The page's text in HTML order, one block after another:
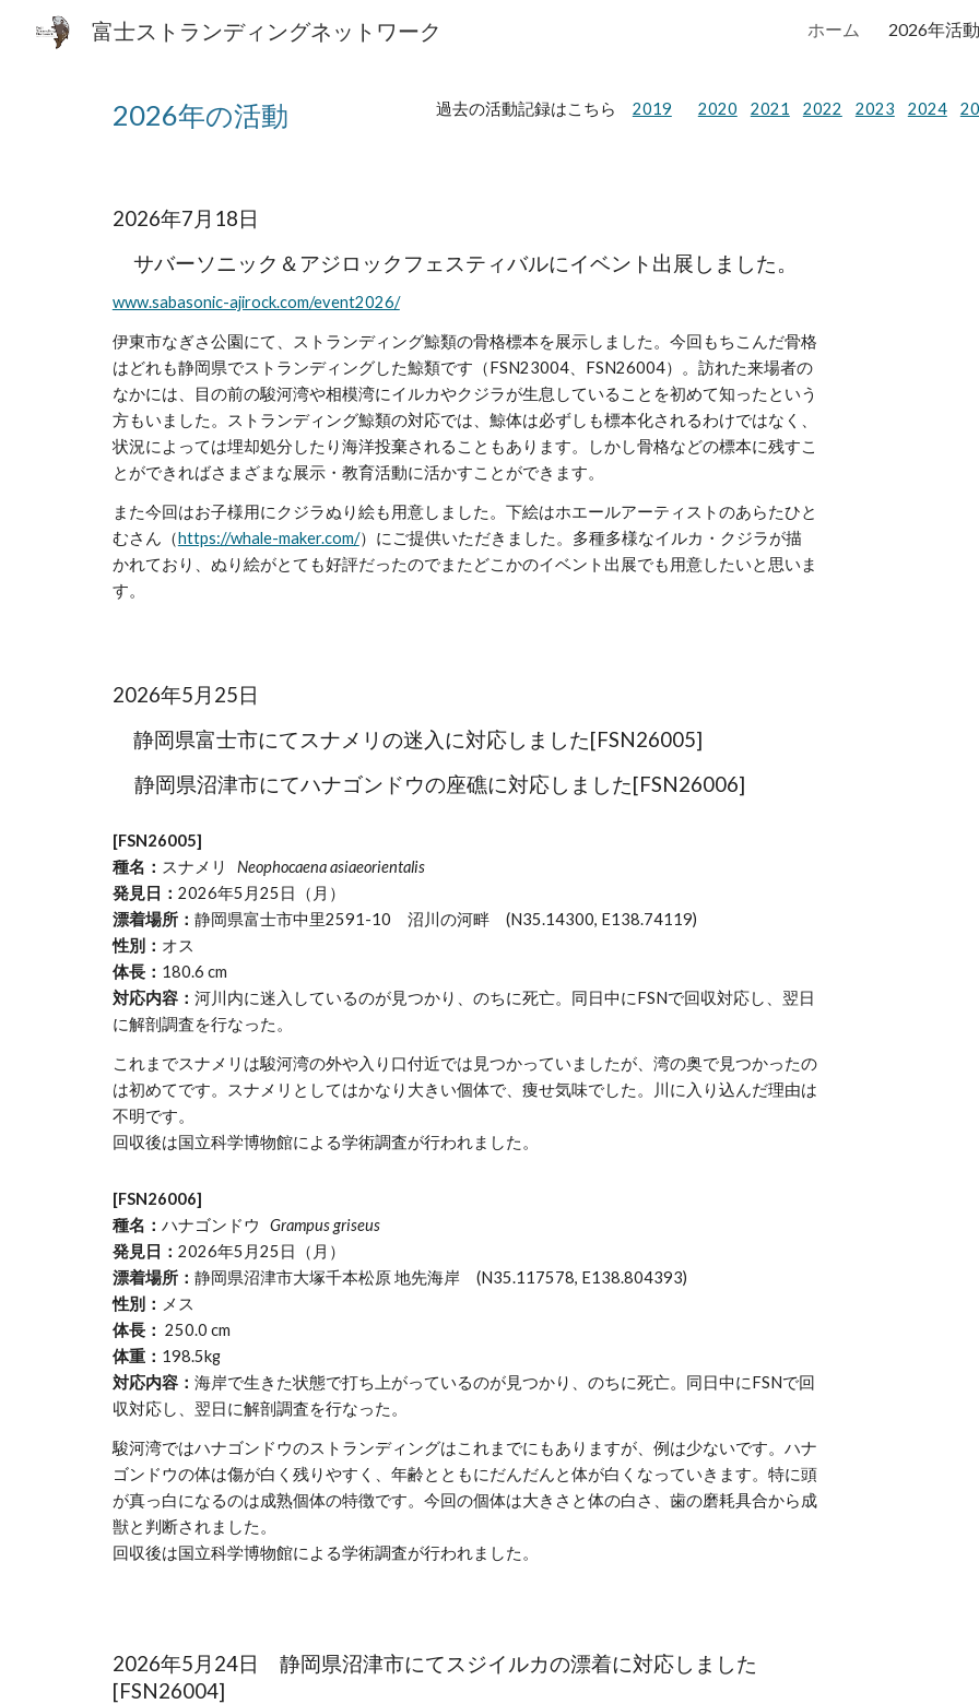
Skip to
富士ストランディングネットワーク ホーム 2026年活
2026年の活動 過去の活動記録はこちら 2019 2020 2021 2022 2023 2024
2026年7 月 18日
サバーソニック＆アジロックフェスティバルにイベント出展しました。
www.sabasonic-ajirock.com/event2026/
伊東市なぎさ公園にて、ストランディング鯨類の骨格標本を展示しました。 今回もちこんだ骨格
はどれも静岡県でストランディングした鯨類です（FSN23004、FSN26004）。 訪れた来場者の
なかには、目の前の駿河湾や相模湾にイルカやクジラが生息していることを初めて知ったという
方もいました。ストランディング鯨類の対応では、鯨体は必ずしも標本化されるわけではなく、
状況によっては埋却処分したり海洋投棄されることもあります。しかし骨格などの標本に残すこ
とができればさまざまな展示・教育活動に活かすことができます。
また今回はお子様用にクジラぬり絵も用意しました。下絵はホエールアーティストのあらたひと
むさん（https://whale-maker.com/）にご提供いただきました。多種多様なイルカ・クジラが描
かれており、ぬり絵がとても好評だったのでまたどこかのイベント出展でも用意したいと思いま
す。
2026年5月25日
静岡県富士市にてスナメリの迷入に対応しました[FSN26005]
静岡県沼津市にてハナゴンドウの座礁に対応しました[FSN26006]
[FSN26005]
種名： スナメリ Neophocaena asiaeorientalis
発見日： 2026年5月25日（月）
漂着場所： 静岡県富士市中里2591-10 沼川の河畔 (N35.14300, E138.74119)
性別： オス
体長： 180.6 cm
対応内容： 河川内に迷入しているのが見つかり、のちに死亡。同日中にFSNで回収対応し、翌日
に解剖調査を行なった。
これまでスナメリは駿河湾の外や入り口付近では見つかっていましたが、湾の奥で見つかったの
は初めてです。スナメリとしてはかなり大きい個体で、痩せ気味でした。川に入り込んだ理由は
不明です。
回収後は国立科学博物館による学術調査が行われました。
[FSN26006]
種名： ハナゴンドウ Grampus griseus
発見日： 2026年5月25日（月）
漂着場所： 静岡県沼津市大塚千本松原 地先海岸 (N35.117578, E138.804393)
性別： メス
体長： 250.0 cm
体重： 198.5kg
対応内容： 海岸で生きた状態で打ち上がっているのが見つかり、のちに死亡。同日中にFSNで回
収対応し、翌日に解剖調査を行なった。
駿河湾ではハナゴンドウのストランディングはこれまでにもありますが、例は少ないです。ハナ
ゴンドウの体は傷が白く残りやすく、年齢とともにだんだんと体が白くなっていきます。特に頭
が真っ白になるのは成熟個体の特徴です。今回の個体は大きさと体の白さ、歯の磨耗具合から成
獣と判断されました。
回収後は国立科学博物館による学術調査が行われました。
2026年5月24日 静岡県沼津市にてスジイルカの漂着に対応しました
[FSN26004]